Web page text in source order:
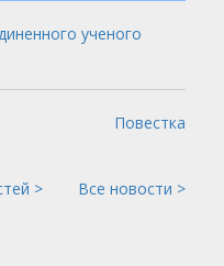
ученого
Повестка
> Все новости >